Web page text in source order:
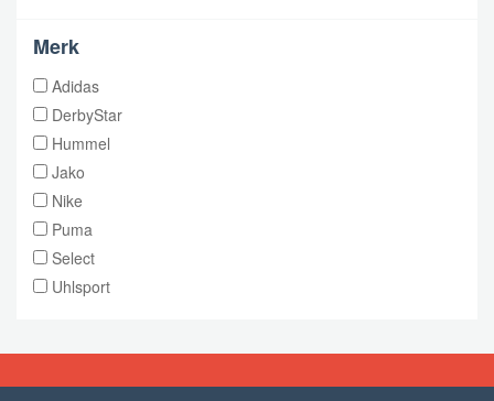
Merk
Adidas
DerbyStar
Hummel
Jako
Nike
Puma
Select
Uhlsport